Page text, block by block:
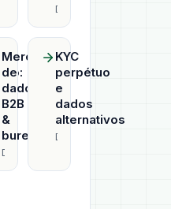
Mercado
de
dados
B2B
&
bureaus
KYC
perpétuo
e
dados
alternativos